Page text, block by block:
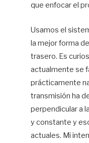
que enfocar el
Usamos el
la mejor forma
trasero. Es
actualmente se
prácticamente
transmisión ha
perpendicular a
y constante y
actuales. Mi